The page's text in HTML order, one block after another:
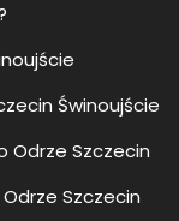
Świnoujście
Odrze Szczecin
Szczecin